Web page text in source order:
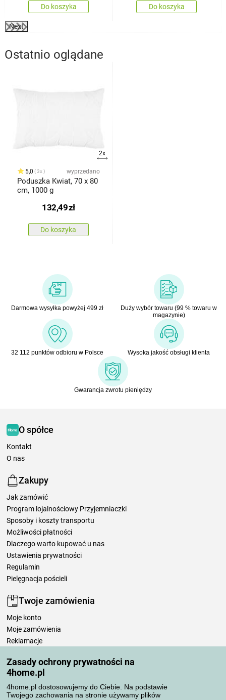
Zasady ochrony prywatności na
4home.pl
4home.pl dostosowujemy do Ciebie. Na podstawie
Twojego zachowania na stronie używamy plików
Do koszyka Do koszyka
Next
Ostatnio oglądane
2x
5,0 3x wyprzedano
Poduszka Kwiat, 70 x 80
cm, 1000 g
132,49zł
Do koszyka
Darmowa wysyłka powyżej 499 zł
Duży wybór towaru (99 % towaru w
magazynie)
32 112 punktów odbioru w Polsce Wysoka jakość obsługi klienta
Gwarancja zwrotu pieniędzy
O spółce
Kontakt
O nas
Zakupy
Jak zamówić
Program lojalnościowy Przyjemniaczki
Sposoby i koszty transportu
Możliwości płatności
Dlaczego warto kupować u nas
Ustawienia prywatności
Regulamin
Pielęgnacja pościeli
Twoje zamówienia
Moje konto
Moje zamówienia
Reklamacje
Zasady przetwarzania recenzji
Sposoby transportu